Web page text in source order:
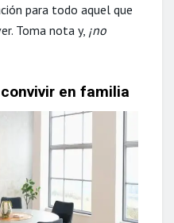
para todo aquel que
Toma nota y, ¡no
en familia